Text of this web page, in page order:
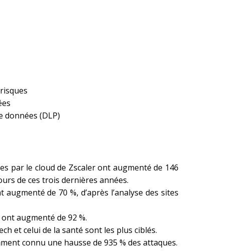
données (DLP)
par le cloud de Zscaler ont augmenté de 146
de ces trois dernières années.
de 70 %, d’après l’analyse des sites
augmenté de 92 %.
et celui de la santé sont les plus ciblés.
connu une hausse de 935 % des attaques.